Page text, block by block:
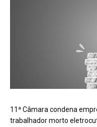
11ª Câmara condena
trabalhador morto